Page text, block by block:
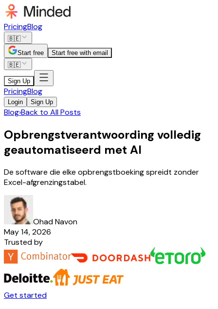
PricingBlog
🇧🇪
Start free
Start free with email
🇧🇪
Sign Up
PricingBlog
Login Sign Up
Blog›Back to All Posts
Opbrengstverantwoording volledig
geautomatiseerd met AI
De software die elke opbrengstboeking spreidt zonder
Excel-afgrenzingstabel.
Ohad Navon
May 14, 2026
Trusted by
Get started